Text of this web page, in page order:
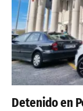
Detenido en